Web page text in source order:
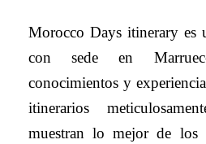
Morocco Days itinerary es
con sede en
conocimientos y
itinerarios
muestran lo mejor de los